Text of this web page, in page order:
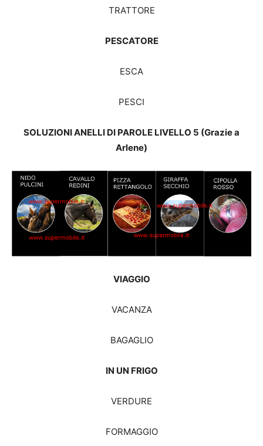
TRATTORE
PESCATORE
ESCA
PESCI
SOLUZIONI ANELLI DI PAROLE LIVELLO 5 (Grazie a
Arlene)
VIAGGIO
VACANZA
BAGAGLIO
IN UN FRIGO
VERDURE
FORMAGGIO